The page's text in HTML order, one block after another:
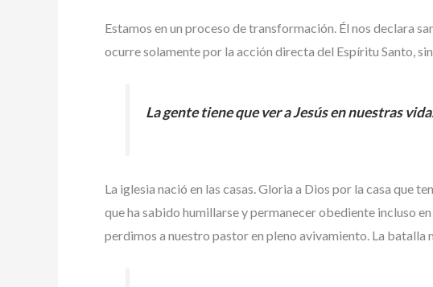
Estamos en un proceso de transformación. Él nos declara
ocurre solamente por la acción directa del Espíritu Santo,
La gente tiene que ver a Jesús en nuestras
La iglesia nació en las casas. Gloria a Dios por la casa que
que ha sabido humillarse y permanecer obediente incluso
perdimos a nuestro pastor en pleno avivamiento. La